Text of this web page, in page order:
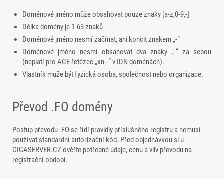
Doménové jméno může obsahovat pouze znaky [a-z,0-9,-]
Délka domény je 1-63 znaků
Doménové jméno nesmí začínat, ani končit znakem „-“
Doménové jméno nesmí obsahovat dva znaky „-“ za sebou
(neplatí pro ACE řetězec „xn--“ v IDN doménách).
Vlastník může být fyzická osoba, společnost nebo organizace.
Převod .FO domény
Postup převodu .FO se řídí pravidly příslušného registru a nemusí
používat standardní autorizační kód. Před objednávkou si u
GIGASERVER.CZ ověřte potřebné údaje, cenu a vliv převodu na
registrační období.